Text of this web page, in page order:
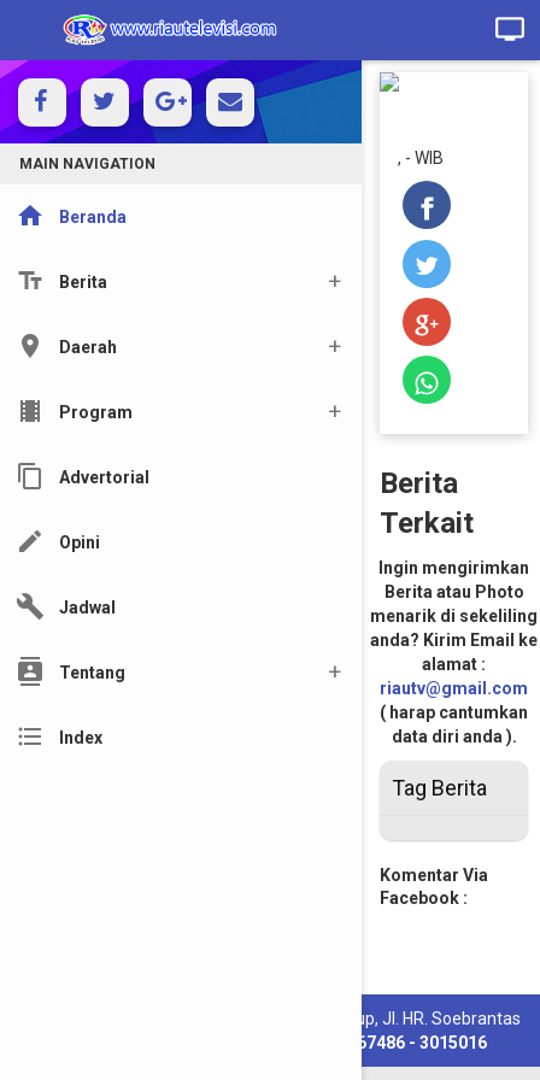
MAIN NAVIGATION
home Beranda
text_fields Berita
location_on Daerah
local_movies Program
content_copy Advertorial
edit Opini
build Jadwal
contacts Tentang
format_list_bulleted Index
, - WIB
Berita
Terkait
Ingin mengirimkan
Berita atau Photo
menarik di sekeliling
anda? Kirim Email ke
alamat :
riautv@gmail.com
( harap cantumkan
data diri anda ).
Tag Berita
Komentar Via
Facebook :
Komp. Riau Pos Grup, Jl. HR. Soebrantas
( 0761 ) 567486 - 3015016